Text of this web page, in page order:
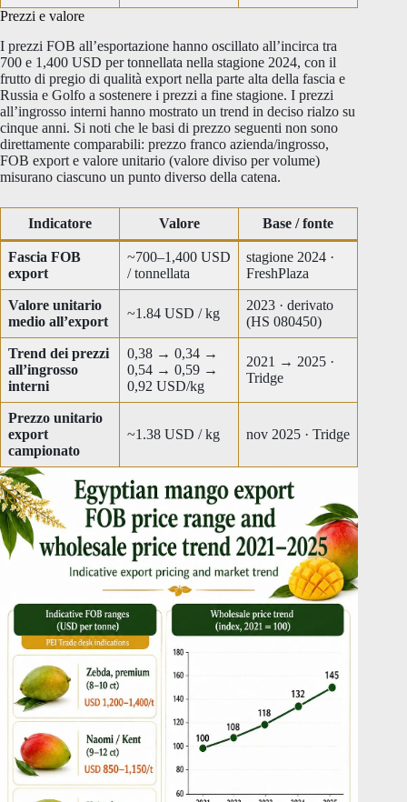
Prezzi e valore
I prezzi FOB all’esportazione hanno oscillato all’incirca tra
700 e 1,400 USD per tonnellata nella stagione 2024, con il
frutto di pregio di qualità export nella parte alta della fascia e
Russia e Golfo a sostenere i prezzi a fine stagione. I prezzi
all’ingrosso interni hanno mostrato un trend in deciso rialzo su
cinque anni. Si noti che le basi di prezzo seguenti non sono
direttamente comparabili: prezzo franco azienda/ingrosso,
FOB export e valore unitario (valore diviso per volume)
misurano ciascuno un punto diverso della catena.
Indicatore Valore Base / fonte
Fascia FOB
export
~700–1,400 USD
/ tonnellata
stagione 2024 ·
FreshPlaza
Valore unitario
medio all’export
~1.84 USD / kg
2023 · derivato
(HS 080450)
Trend dei prezzi
all’ingrosso
interni
0,38 → 0,34 →
0,54 → 0,59 →
0,92 USD/kg
2021 → 2025 ·
Tridge
Prezzo unitario
export
campionato
~1.38 USD / kg nov 2025 · Tridge